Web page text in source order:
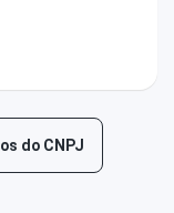
do CNPJ